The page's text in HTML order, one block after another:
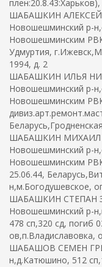
ШАБАШКИН АЛЕКСЕЙ
Новошешминский р-
Новошешминским
Удмуртия,
1994, д. 2
ШАБАШКИН ИЛЬЯ
Новошешминский р-
Новошешминским
ШАБАШКИН МИХАИЛ
Новошешминский р-
Новошешминским
25.06.44,
н,м.Богодушевское,
ШАБАШКИН СТЕПАН
Новошешминский р-
478 сп,320 сд, погиб
ов,п.Владиславовка,
ШАБАШОВ СЕМЕН
н,д.Катюшино, 512